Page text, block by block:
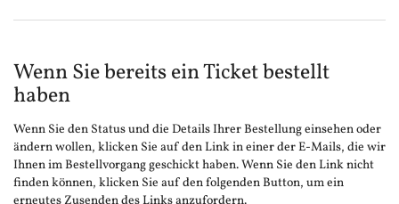
Wenn Sie bereits ein Ticket bestellt
haben
Wenn Sie den Status und die Details Ihrer Bestellung einsehen oder
ändern wollen, klicken Sie auf den Link in einer der E-Mails, die wir
Ihnen im Bestellvorgang geschickt haben. Wenn Sie den Link nicht
finden können, klicken Sie auf den folgenden Button, um ein